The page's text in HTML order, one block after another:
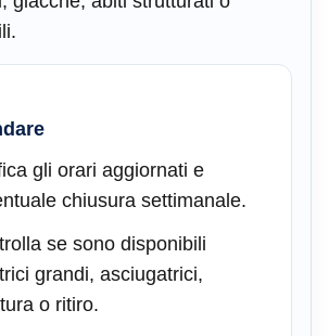
gli orari aggiornati e
chiusura settimanale.
se sono disponibili
grandi, asciugatrici,
o ritiro.